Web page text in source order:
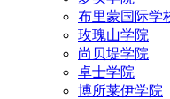
布里蒙国际学
玫瑰山学院
尚贝堤学院
卓士学院
博所莱伊学院